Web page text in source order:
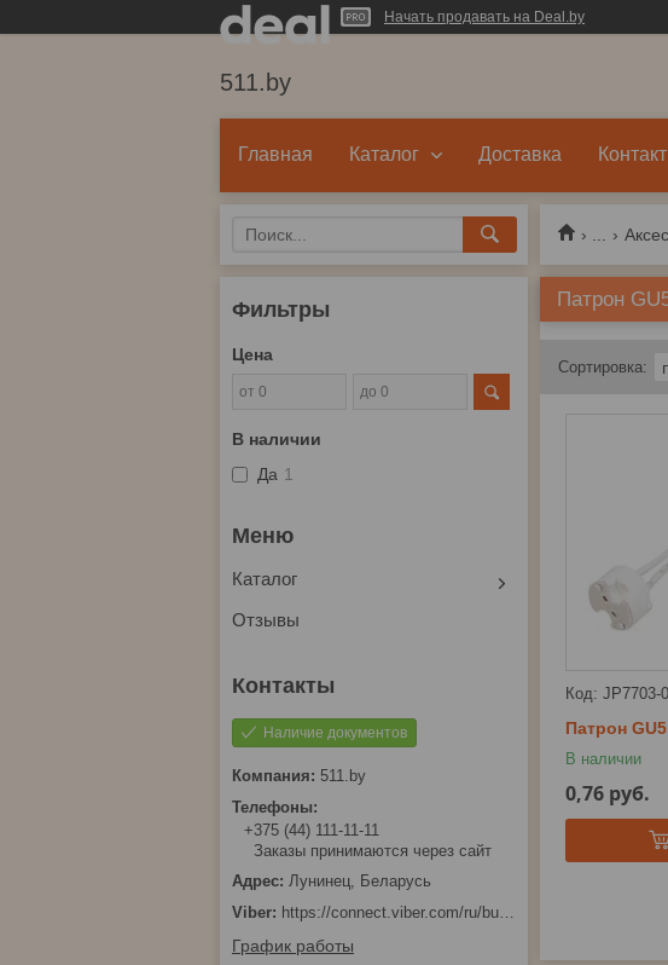
Начать продавать на Deal.by
511.by
Главная Каталог Доставка
Патрон
JP7703-
Патрон
В наличии
0,76 руб.
Фильтры
Цена
В наличии
Да 1
Каталог
Отзывы
Наличие документов
511.by
+375 (44) 111-11-11
Заказы принимаются через сайт
Лунинец, Беларусь
https://connect.viber.com/ru/business/1d480fbc-bd61-11ef-8513-eab83dfd23fa
График работы